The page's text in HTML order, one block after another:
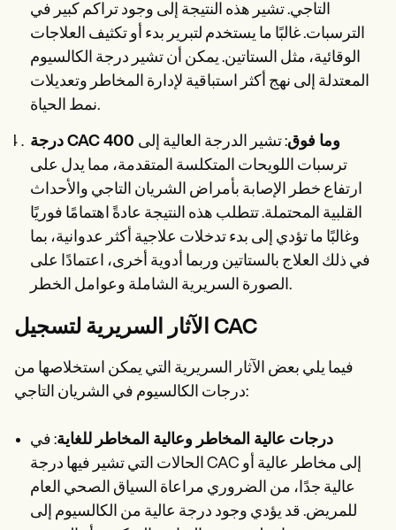
التاجي. تشير هذه النتيجة إلى وجود تراكم كبير في
الترسبات. غالبًا ما يستخدم لتبرير بدء أو تكثيف العلاجات
الوقائية، مثل الستاتين. يمكن أن تشير درجة الكالسيوم
المعتدلة إلى نهج أكثر استباقية لإدارة المخاطر وتعديلات
نمط الحياة.
درجة CAC 400 وما فوق: تشير الدرجة العالية إلى
ترسبات اللويحات المتكلسة المتقدمة، مما يدل على
ارتفاع خطر الإصابة بأمراض الشريان التاجي والأحداث
القلبية المحتملة. تتطلب هذه النتيجة عادةً اهتمامًا فوريًا
وغالبًا ما تؤدي إلى بدء تدخلات علاجية أكثر عدوانية، بما
في ذلك العلاج بالستاتين وربما أدوية أخرى، اعتمادًا على
الصورة السريرية الشاملة وعوامل الخطر.
الآثار السريرية لتسجيل CAC
فيما يلي بعض الآثار السريرية التي يمكن استخلاصها من
درجات الكالسيوم في الشريان التاجي:
درجات عالية المخاطر وعالية المخاطر للغاية: في
الحالات التي تشير فيها درجة CAC إلى مخاطر عالية أو
عالية جدًا، من الضروري مراعاة السياق الصحي العام
للمريض. قد يؤدي وجود درجة عالية من الكالسيوم إلى